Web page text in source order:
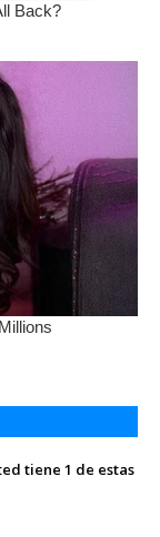
tiene 1 de estas